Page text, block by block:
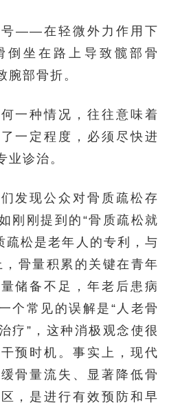
——在轻微外力作用下
倒坐在路上导致髋部骨
腕部骨折。
种情况，往往意味着
一定程度，必须尽快进
业诊治。
现公众对骨质疏松存
刚刚提到的“骨质疏松就
疏松是老年人的专利，与
骨量积累的关键在青年
储备不足，年老后患病
个常见的误解是“人老骨
疗”，这种消极观念使很
预时机。事实上，现代
骨量流失、显著降低骨
，是进行有效预防和早